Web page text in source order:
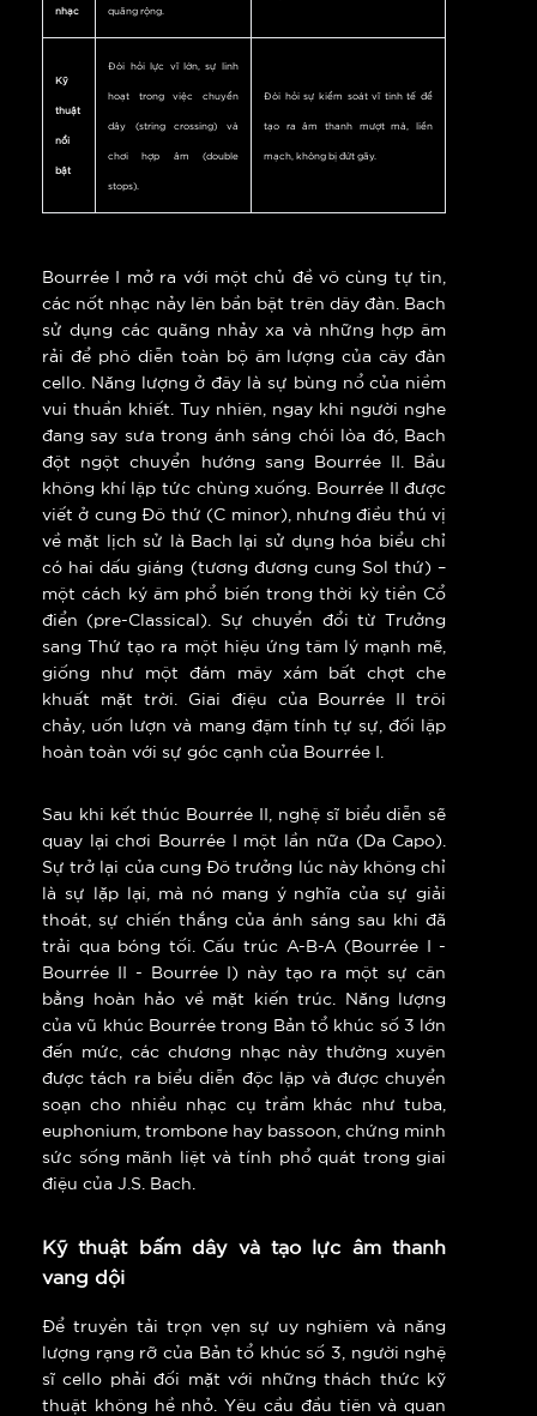
nhạc quãng rộng.
Kỹ
thuật
nổi
bật
Đòi hỏi lực vĩ lớn, sự linh
hoạt trong việc chuyển
dây (string crossing) và
chơi hợp âm (double
stops).
Đòi hỏi sự kiểm soát vĩ tinh tế để
tạo ra âm thanh mượt mà, liền
mạch, không bị đứt gãy.
Bourrée I mở ra với một chủ đề vô cùng tự tin,
các nốt nhạc nảy lên bần bật trên dây đàn. Bach
sử dụng các quãng nhảy xa và những hợp âm
rải để phô diễn toàn bộ âm lượng của cây đàn
cello. Năng lượng ở đây là sự bùng nổ của niềm
vui thuần khiết. Tuy nhiên, ngay khi người nghe
đang say sưa trong ánh sáng chói lòa đó, Bach
đột ngột chuyển hướng sang Bourrée II. Bầu
không khí lập tức chùng xuống. Bourrée II được
viết ở cung Đô thứ (C minor), nhưng điều thú vị
về mặt lịch sử là Bach lại sử dụng hóa biểu chỉ
có hai dấu giáng (tương đương cung Sol thứ) –
một cách ký âm phổ biến trong thời kỳ tiền Cổ
điển (pre-Classical). Sự chuyển đổi từ Trưởng
sang Thứ tạo ra một hiệu ứng tâm lý mạnh mẽ,
giống như một đám mây xám bất chợt che
khuất mặt trời. Giai điệu của Bourrée II trôi
chảy, uốn lượn và mang đậm tính tự sự, đối lập
hoàn toàn với sự góc cạnh của Bourrée I.
Sau khi kết thúc Bourrée II, nghệ sĩ biểu diễn sẽ
quay lại chơi Bourrée I một lần nữa (Da Capo).
Sự trở lại của cung Đô trưởng lúc này không chỉ
là sự lặp lại, mà nó mang ý nghĩa của sự giải
thoát, sự chiến thắng của ánh sáng sau khi đã
trải qua bóng tối. Cấu trúc A-B-A (Bourrée I -
Bourrée II - Bourrée I) này tạo ra một sự cân
bằng hoàn hảo về mặt kiến trúc. Năng lượng
của vũ khúc Bourrée trong Bản tổ khúc số 3 lớn
đến mức, các chương nhạc này thường xuyên
được tách ra biểu diễn độc lập và được chuyển
soạn cho nhiều nhạc cụ trầm khác như tuba,
euphonium, trombone hay bassoon, chứng minh
sức sống mãnh liệt và tính phổ quát trong giai
điệu của J.S. Bach.
Kỹ thuật bấm dây và tạo lực âm thanh
vang dội
Để truyền tải trọn vẹn sự uy nghiêm và năng
lượng rạng rỡ của Bản tổ khúc số 3, người nghệ
sĩ cello phải đối mặt với những thách thức kỹ
thuật không hề nhỏ. Yêu cầu đầu tiên và quan